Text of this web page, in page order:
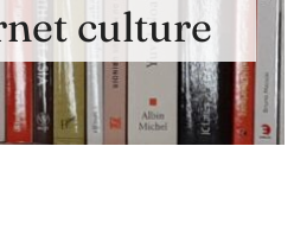
culture